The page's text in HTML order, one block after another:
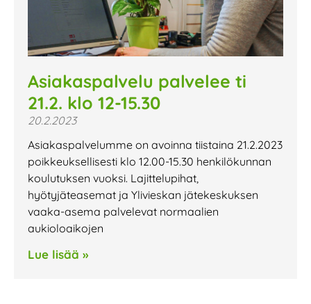
Asiakaspalvelu palvelee ti
21.2. klo 12-15.30
20.2.2023
Asiakaspalvelumme on avoinna tiistaina 21.2.2023
poikkeuksellisesti klo 12.00-15.30 henkilökunnan
koulutuksen vuoksi. Lajittelupihat,
hyötyjäteasemat ja Ylivieskan jätekeskuksen
vaaka-asema palvelevat normaalien
aukioloaikojen
Lue lisää »